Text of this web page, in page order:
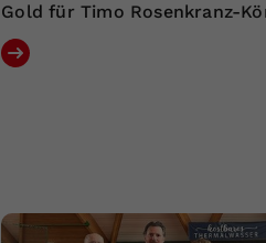
Gold für Timo Rosenkranz-